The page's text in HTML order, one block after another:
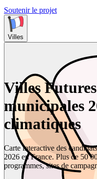
Soutenir le projet
Villes
Villes
municipales
climatiques
Carte interactive des
2026 en France. Plus de 50
programmes, sites de